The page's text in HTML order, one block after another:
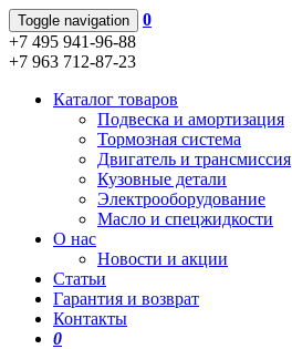
Toggle navigation
0
+7 495 941-96-88
+7 963 712-87-23
Каталог товаров
Подвеска и амортизация
Тормозная система
Двигатель и трансмиссия
Кузовные детали
Электрооборудование
Масло и спецжидкости
О нас
Новости и акции
Статьи
Гарантия и возврат
Контакты
0